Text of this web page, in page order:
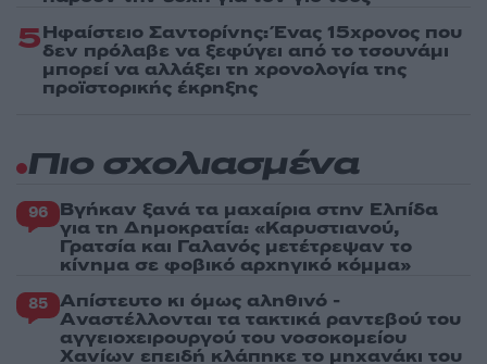
5Ηφαίστειο Σαντορίνης: Ένας 15χρονος που
δεν πρόλαβε να ξεφύγει από το τσουνάμι
μπορεί να αλλάξει τη χρονολογία της
προϊστορικής έκρηξης
Πιο σχολιασμένα
96 Βγήκαν ξανά τα μαχαίρια στην Ελπίδα
για τη Δημοκρατία: «Καρυστιανού,
Γρατσία και Γαλανός μετέτρεψαν το
κίνημα σε φοβικό αρχηγικό κόμμα»
85 Απίστευτο κι όμως αληθινό -
Aναστέλλονται τα τακτικά ραντεβού του
αγγειοχειρουργού του νοσοκομείου
Χανίων επειδή κλάπηκε το μηχανάκι του